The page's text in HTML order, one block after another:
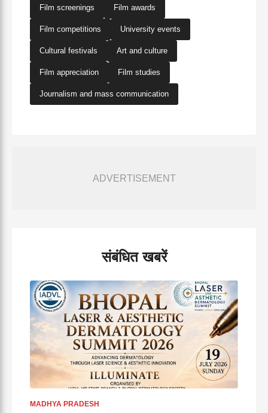
Film screenings Film awards
Film competitions University events
Cultural festivals Art and culture
Film appreciation Film studies
Journalism and mass communication
ADVERTISEMENT
संबंधित खबरें
MADHYA PRADESH